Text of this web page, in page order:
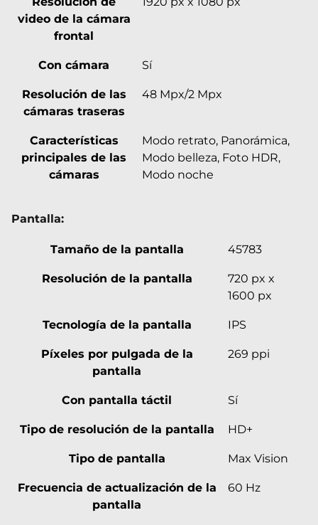
video de la cámara
frontal
Con cámara Sí
Resolución de las
cámaras traseras
48 Mpx/2 Mpx
Características
principales de las
cámaras
Modo retrato, Panorámica,
Modo belleza, Foto HDR,
Modo noche
Pantalla:
Tamaño de la pantalla 45783
Resolución de la pantalla
720 px x
1600 px
Tecnología de la pantalla IPS
Píxeles por pulgada de la
pantalla
269 ppi
Con pantalla táctil Sí
Tipo de resolución de la pantalla HD+
Tipo de pantalla Max Vision
Frecuencia de actualización de la
pantalla
60 Hz